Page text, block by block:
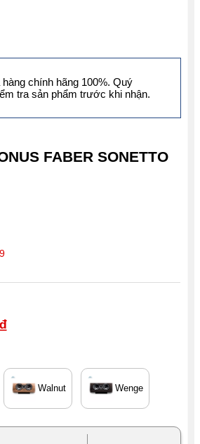
FABER SONETTO
Walnut Wenge
chính hãng 100%. Quý
tra sản phẩm trước khi nhận.